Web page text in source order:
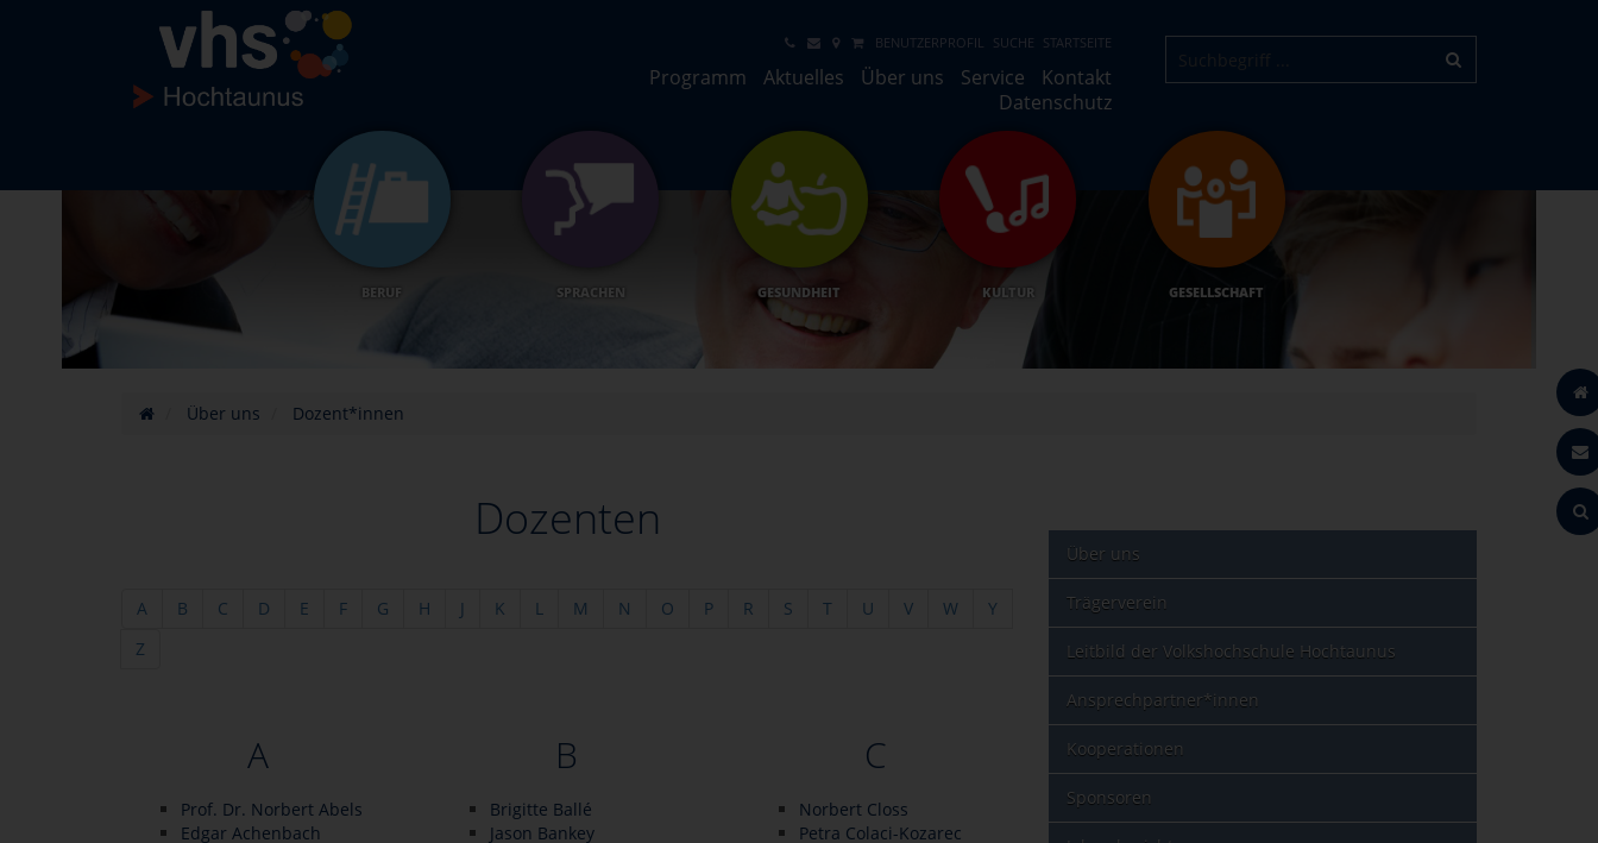
BENUTZERPROFIL SUCHE STARTSEITE
Programm Aktuelles Über uns Service
Kontakt
Datenschutz
BERUF SPRACHEN GESUNDHEIT KULTUR GESELLSCHAFT
Über uns Dozent*innen
Dozenten
A B C D E F G H J K L M N O P R S T U V W
Y
Z
A
Prof. Dr. Norbert Abels
Edgar Achenbach
B
Brigitte Ballé
Jason Bankey
C
Norbert Closs
Petra Colaci-Kozarec
Über uns
Trägerverein
Leitbild der Volkshochschule Hochtaunus
Ansprechpartner*innen
Kooperationen
Sponsoren